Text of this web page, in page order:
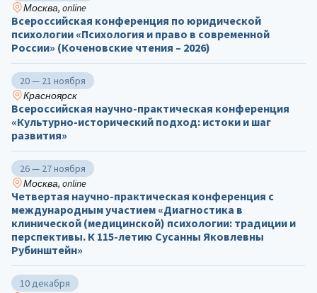
Москва, online
Всероссийская конференция по юридической
психологии «Психология и право в современной
России» (Коченовские чтения – 2026)
20 — 21 ноября
Красноярск
Всероссийская научно-практическая конференция
«Культурно-исторический подход: истоки и шаг
развития»
26 — 27 ноября
Москва, online
Четвертая научно-практическая конференция с
международным участием «Диагностика в
клинической (медицинской) психологии: традиции и
перспективы. К 115-летию Сусанны Яковлевны
Рубинштейн»
10 декабря